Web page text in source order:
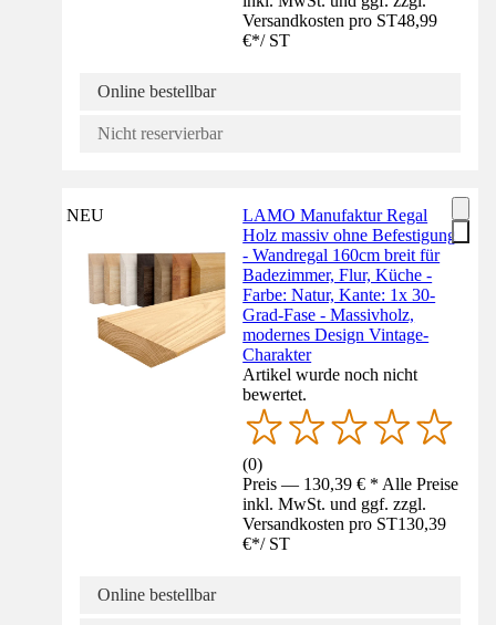
Versandkosten pro ST48,99
€*/ ST
Online bestellbar
Nicht reservierbar
NEU
LAMO Manufaktur Regal
Holz massiv ohne Befestigung
- Wandregal 160cm breit für
Badezimmer, Flur, Küche -
Farbe: Natur, Kante: 1x 30-
Grad-Fase - Massivholz,
modernes Design Vintage-
Charakter
Artikel wurde noch nicht
bewertet.
(0)
Preis — 130,39 € * Alle Preise
inkl. MwSt. und ggf. zzgl.
Versandkosten pro ST130,39
€*/ ST
Online bestellbar